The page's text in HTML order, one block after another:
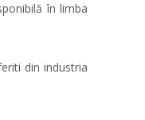
în limba
din industria